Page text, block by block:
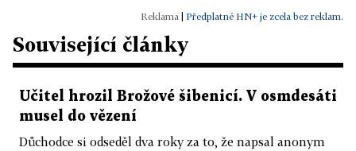
Předplatné HN+ je zcela bez reklam.
Související články
Učitel hrozil Brožové šibenicí. V osmdesáti
musel do vězení
Důchodce si odseděl dva roky za to, že napsal anonym